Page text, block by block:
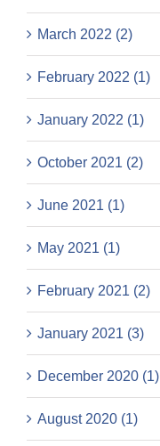
March 2022 (2)
February 2022 (1)
January 2022 (1)
October 2021 (2)
June 2021 (1)
May 2021 (1)
February 2021 (2)
January 2021 (3)
December 2020 (1)
August 2020 (1)